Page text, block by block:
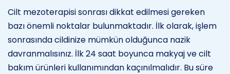
Cilt mezoterapisi sonrası dikkat edilmesi gereken
bazı önemli noktalar bulunmaktadır. İlk olarak, işlem
sonrasında cildinize mümkün olduğunca nazik
davranmalısınız. İlk 24 saat boyunca makyaj ve cilt
bakım ürünleri kullanımından kaçınılmalıdır. Bu süre